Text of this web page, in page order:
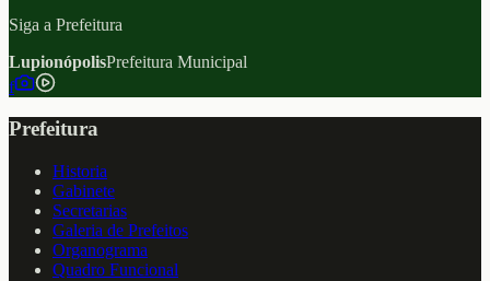
Siga a Prefeitura
LupionópolisPrefeitura Municipal
f
Prefeitura
Historia
Gabinete
Secretarias
Galeria de Prefeitos
Organograma
Quadro Funcional